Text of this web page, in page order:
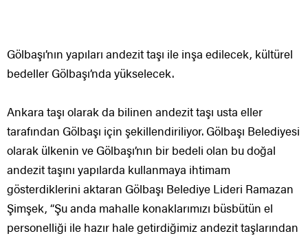
Gölbaşı’nın yapıları andezit taşı ile inşa edilecek, kültürel
bedeller Gölbaşı’nda yükselecek.
Ankara taşı olarak da bilinen andezit taşı usta eller
tarafından Gölbaşı için şekillendiriliyor. Gölbaşı Belediyesi
olarak ülkenin ve Gölbaşı’nın bir bedeli olan bu doğal
andezit taşını yapılarda kullanmaya ihtimam
gösterdiklerini aktaran Gölbaşı Belediye Lideri Ramazan
Şimşek, “Şu anda mahalle konaklarımızı büsbütün el
personelliği ile hazır hale getirdiğimiz andezit taşlarından